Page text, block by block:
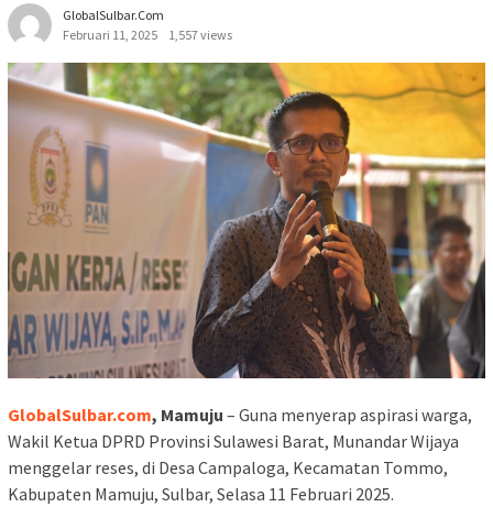
GlobalSulbar.com
Februari 11, 2025
1,557 views
GlobalSulbar.com, Mamuju – Guna menyerap aspirasi warga,
Wakil Ketua DPRD Provinsi Sulawesi Barat, Munandar Wijaya
menggelar reses, di Desa Campaloga, Kecamatan Tommo,
Kabupaten Mamuju, Sulbar, Selasa 11 Februari 2025.